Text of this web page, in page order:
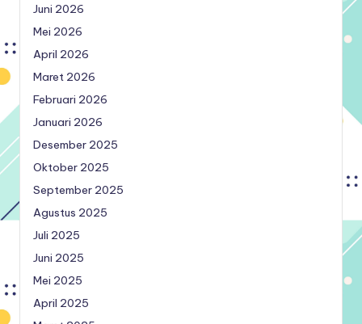
Juni 2026
Mei 2026
April 2026
Maret 2026
Februari 2026
Januari 2026
Desember 2025
Oktober 2025
September 2025
Agustus 2025
Juli 2025
Juni 2025
Mei 2025
April 2025